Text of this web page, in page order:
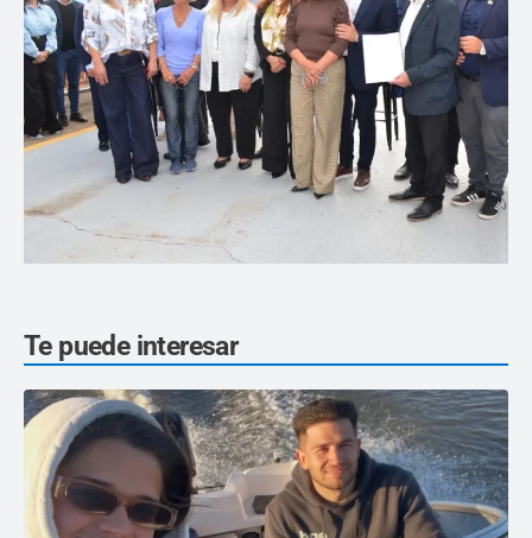
Te puede interesar